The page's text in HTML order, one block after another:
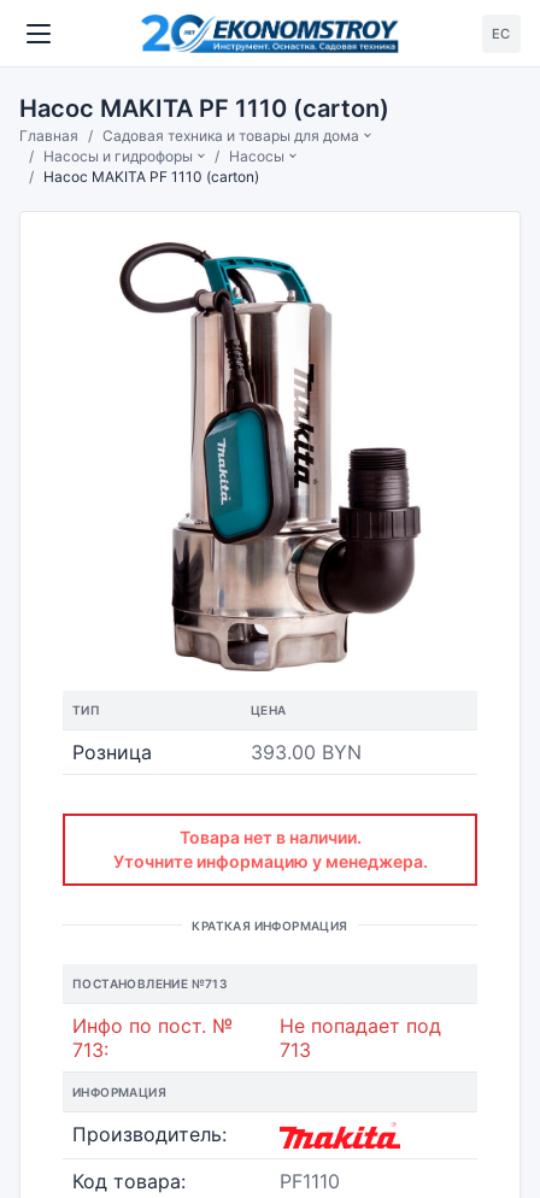
ЕС
Насос MAKITA PF 1110 (carton)
Главная
Садовая техника и товары для дома
Насосы и гидрофоры
Насосы
Насос MAKITA PF 1110 (carton)
ТИП ЦЕНА
Розница 393.00 BYN
Товара нет в наличии.
Уточните информацию у менеджера.
КРАТКАЯ ИНФОРМАЦИЯ
ПОСТАНОВЛЕНИЕ №713
Инфо по пост. №
713:
Не попадает под
713
ИНФОРМАЦИЯ
Производитель:
Код товара:
PF1110